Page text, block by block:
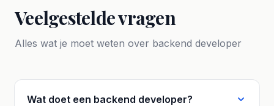
Veelgestelde vragen
Alles wat je moet weten over backend developer
Wat doet een backend developer?